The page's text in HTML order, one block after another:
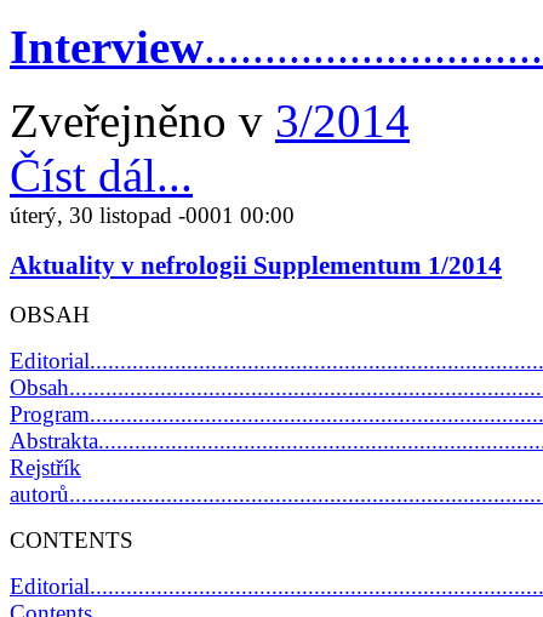
Interview
Zveřejněno v 3/2014
Číst dál...
úterý, 30 listopad -0001 00:00
Aktuality v nefrologii Supplementum 1/2014
OBSAH
Rejstřík
CONTENTS